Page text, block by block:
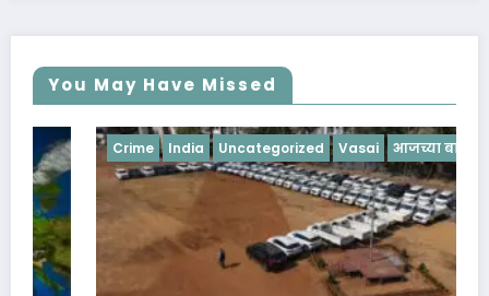
You May Have Missed
Crime India Uncategorized Vasai आजच्या बातम्या